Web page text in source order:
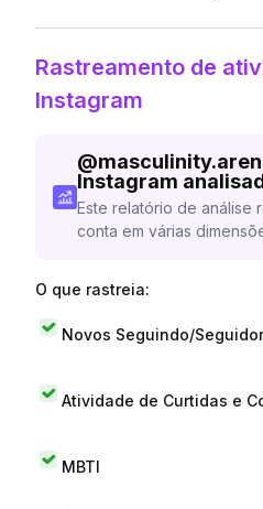
Rastreamento de
Instagram
@
Instagram
Este relatório de análise
conta em várias
O que rastreia:
Novos Seguindo/
Atividade de Curtidas e
MBTI